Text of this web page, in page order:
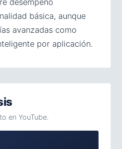
básica, aunque
avanzadas como
por aplicación.
en YouTube.